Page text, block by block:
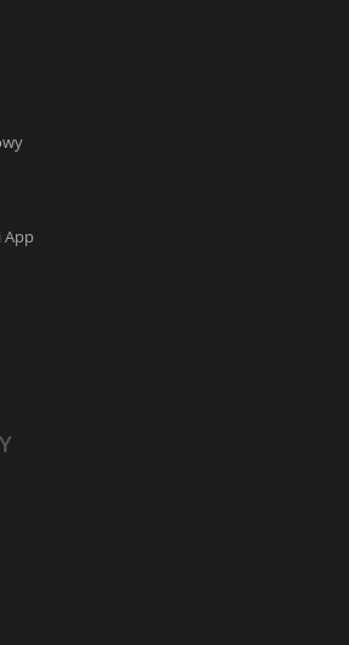
App